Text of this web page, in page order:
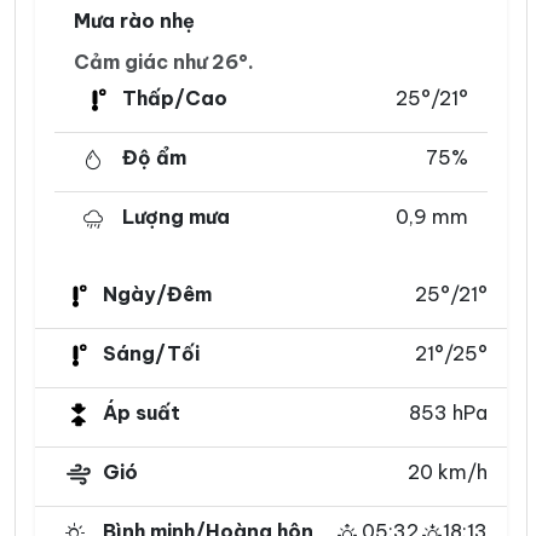
Mưa rào nhẹ
Cảm giác như 26°.
Thấp/Cao
25°/21°
Độ ẩm 75%
Lượng mưa 0,9 mm
Ngày/Đêm 25°/21°
Sáng/Tối 21°/25°
Áp suất 853 hPa
Gió 20 km/h